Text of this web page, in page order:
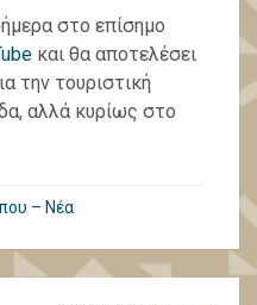
στο επίσημο
και θα αποτελέσει
την τουριστική
αλλά κυρίως στο
– Νέα